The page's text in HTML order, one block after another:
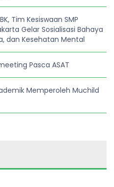
Tim Kesiswaan SMP
Gelar Sosialisasi Bahaya
dan Kesehatan Mental
Pasca ASAT
Memperoleh Muchild